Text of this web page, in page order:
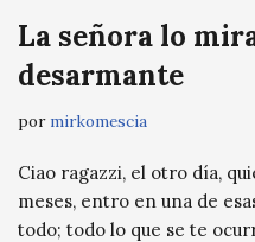
La señora lo
desarmante
por mirkomescia
Ciao ragazzi, el otro día,
meses, entro en una de
todo; todo lo que se te